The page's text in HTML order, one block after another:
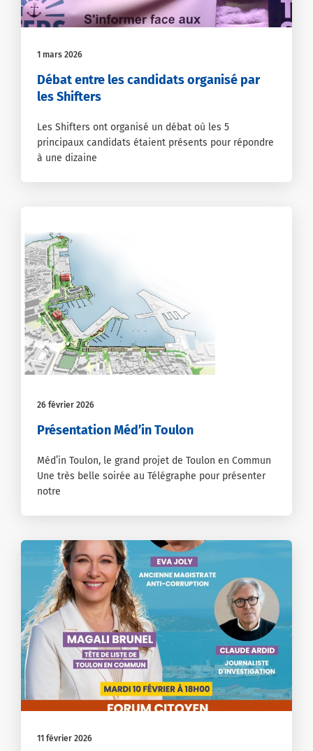
1 mars 2026
Débat entre les candidats organisé par
les Shifters
Les Shifters ont organisé un débat où les 5
principaux candidats étaient présents pour répondre
à une dizaine
26 février 2026
Présentation Méd’in Toulon
Méd’in Toulon, le grand projet de Toulon en Commun
Une très belle soirée au Télégraphe pour présenter
notre
11 février 2026